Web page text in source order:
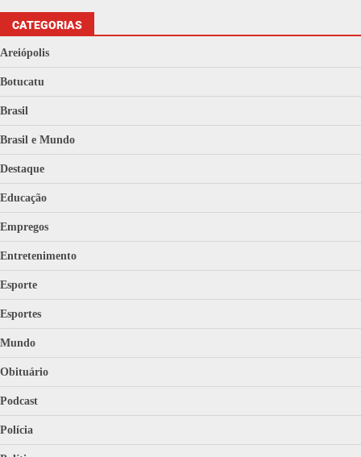
CATEGORIAS
Areiópolis
Botucatu
Brasil
Brasil e Mundo
Destaque
Educação
Empregos
Entretenimento
Esporte
Esportes
Mundo
Obituário
Podcast
Polícia